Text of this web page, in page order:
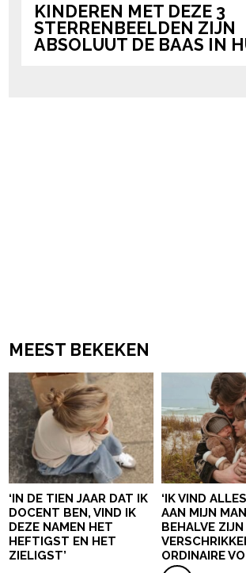
KINDEREN MET DEZE 3
STERRENBEELDEN ZIJN
ABSOLUUT DE BAAS IN
MEEST BEKEKEN
‘IN DE TIEN JAAR DAT IK
DOCENT BEN, VIND IK
DEZE NAMEN HET
HEFTIGST EN HET
ZIELIGST’
‘IK VIND
AAN MIJN
BEHALVE ZIJN
ORDINAIRE